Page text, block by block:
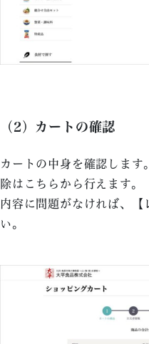
（2）カートの確認
カートの中身を確認しま
除はこちらから行えます。
内容に問題がなければ、【
い。